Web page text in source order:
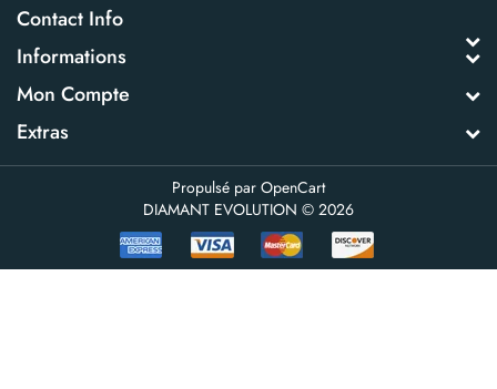
Contact Info
Informations
Mon Compte
Extras
Propulsé par OpenCart
DIAMANT EVOLUTION © 2026